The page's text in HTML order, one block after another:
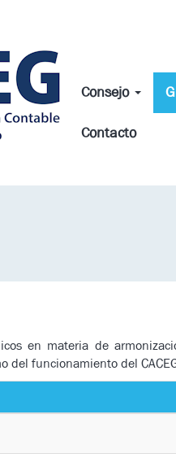
Consejo
Contacto
en materia de
del funcionamiento del